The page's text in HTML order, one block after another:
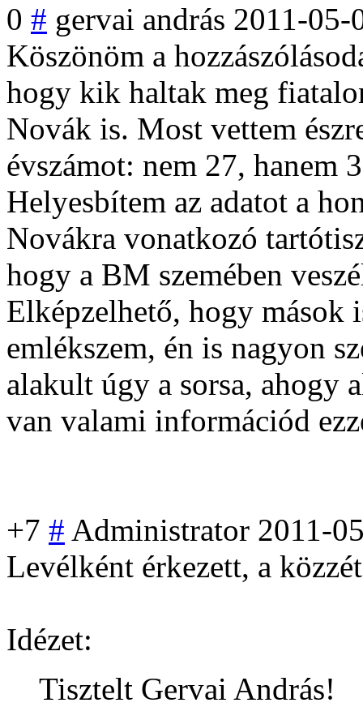
0 # gervai andrás 2011-05-
Köszönöm a
hogy kik haltak meg
Novák is. Most vettem
évszámot: nem 27, hanem
Helyesbítem az adatot a
Novákra vonatkozó
hogy a BM szemében
Elképzelhető, hogy mások
emlékszem, én is nagyon
alakult úgy a sorsa, ahogy
van valami információd
+7 # Administrator 2011-
Levélként érkezett, a
Idézet:
Tisztelt Gervai András!